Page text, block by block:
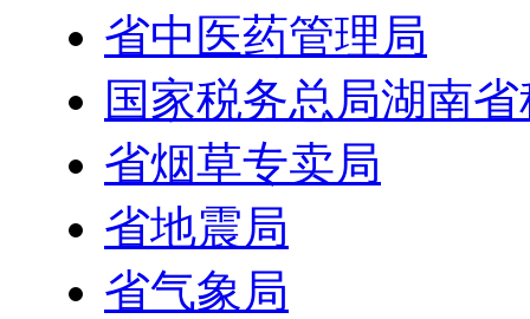
省中医药管理局
国家税务总局湖南
省烟草专卖局
省地震局
省气象局